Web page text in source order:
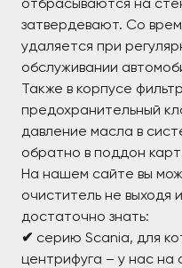
затвердевают. Со
удаляется при
обслуживании
Также в корпусе
предохранительный
давление масла в
обратно в поддон
На нашем сайте вы
очиститель не выходя
достаточно знать:
✔ серию Scania, для
центрифуга – у нас на